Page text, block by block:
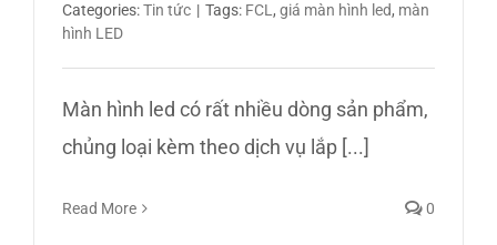
Categories:Tin tức | Tags: FCL , giá màn hình led, màn
hình LED
Màn hình led có rất nhiều dòng sản phẩm,
chủng loại kèm theo dịch vụ lắp [...]
Read More 0